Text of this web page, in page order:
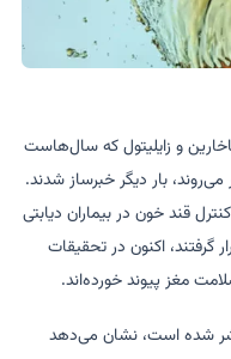
و زایلیتول که سال‌هاست
بار دیگر خبرساز شدند.
قند خون در بیماران دیابتی
گرفتند، اکنون در تحقیقات
مغز پیوند خورده‌اند.
شده است، نشان می‌دهد